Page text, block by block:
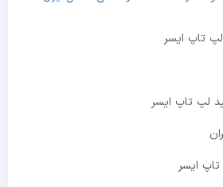
تاپ ایسر
لپ تاپ ایسر
ایسر